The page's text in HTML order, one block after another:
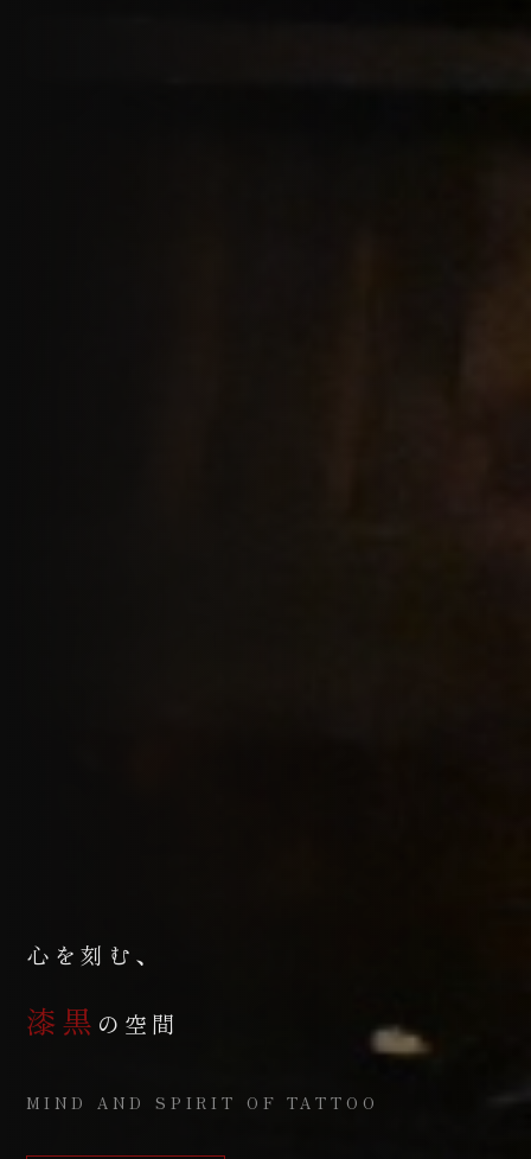
心を刻む、
漆黒 の空間
MIND AND SPIRIT OF TATTOO